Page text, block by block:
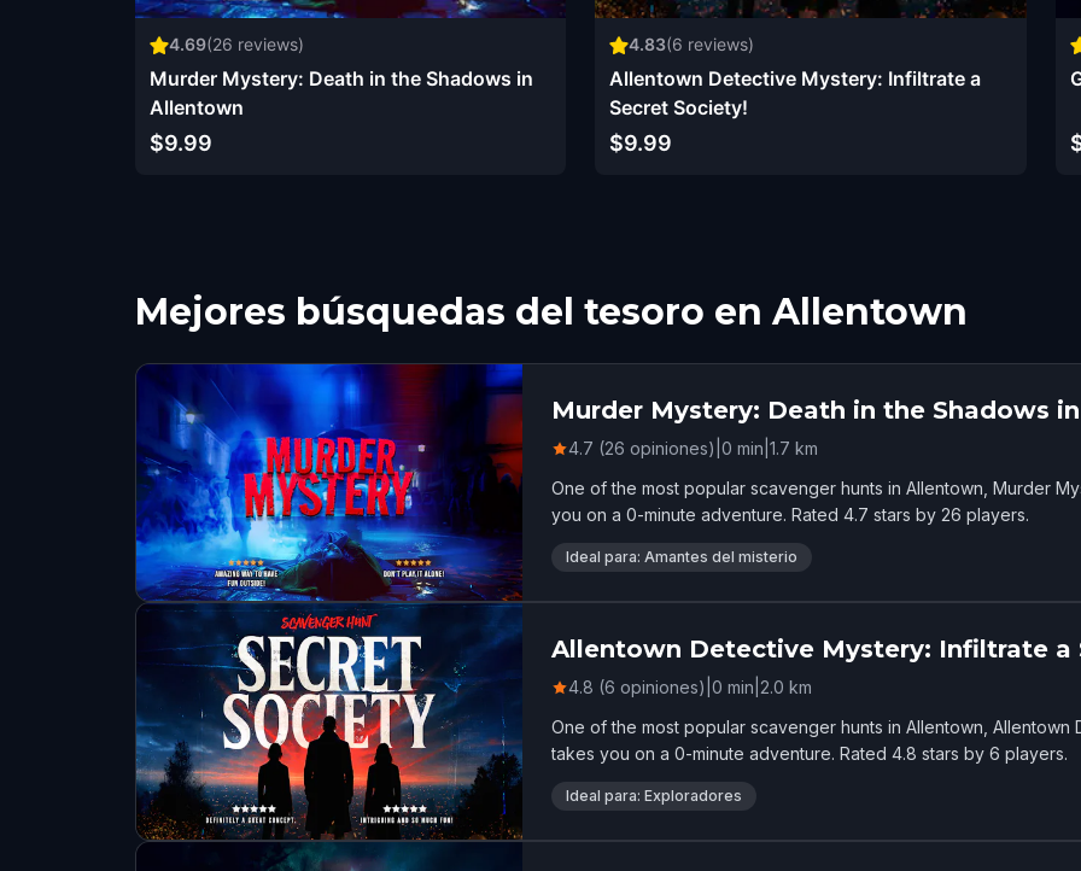
4.69(26 reviews)
Murder Mystery: Death in the Shadows in
Allentown
$9.99
4.83(6 reviews)
Allentown Detective Mystery: Infiltrate a
Secret Society!
$9.99
Mejores búsquedas del tesoro en Allentown
Murder Mystery: Death in the Shadows
4.7 (26 opiniones) 0 min 1.7 km
One of the most popular scavenger hunts in Allentown, Murder
you on a 0-minute adventure. Rated 4.7 stars by 26 players.
Ideal para: Amantes del misterio
Allentown Detective Mystery: Infiltrate a
4.8 (6 opiniones) 0 min 2.0 km
One of the most popular scavenger hunts in Allentown,
takes you on a 0-minute adventure. Rated 4.8 stars by 6 players.
Ideal para: Exploradores